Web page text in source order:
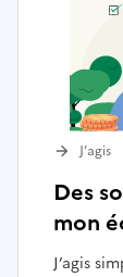
Des
mon
J’agis
J’agis